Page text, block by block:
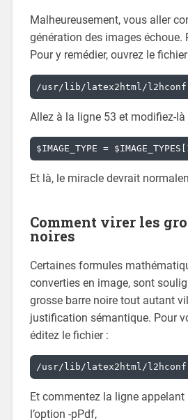
Malheureusement, vous aller
génération des images échoue.
Pour y remédier, ouvrez le fichier
/usr/lib/latex2html/
Allez à la ligne 53 et modifiez-là
$IMAGE_TYPE =
Et là, le miracle devrait
Comment virer les
noires
Certaines formules
converties en image, sont
grosse barre noire tout autant
justification sémantique. Pour
éditez le fichier :
Et commentez la ligne appelant
l’option -pPdf,